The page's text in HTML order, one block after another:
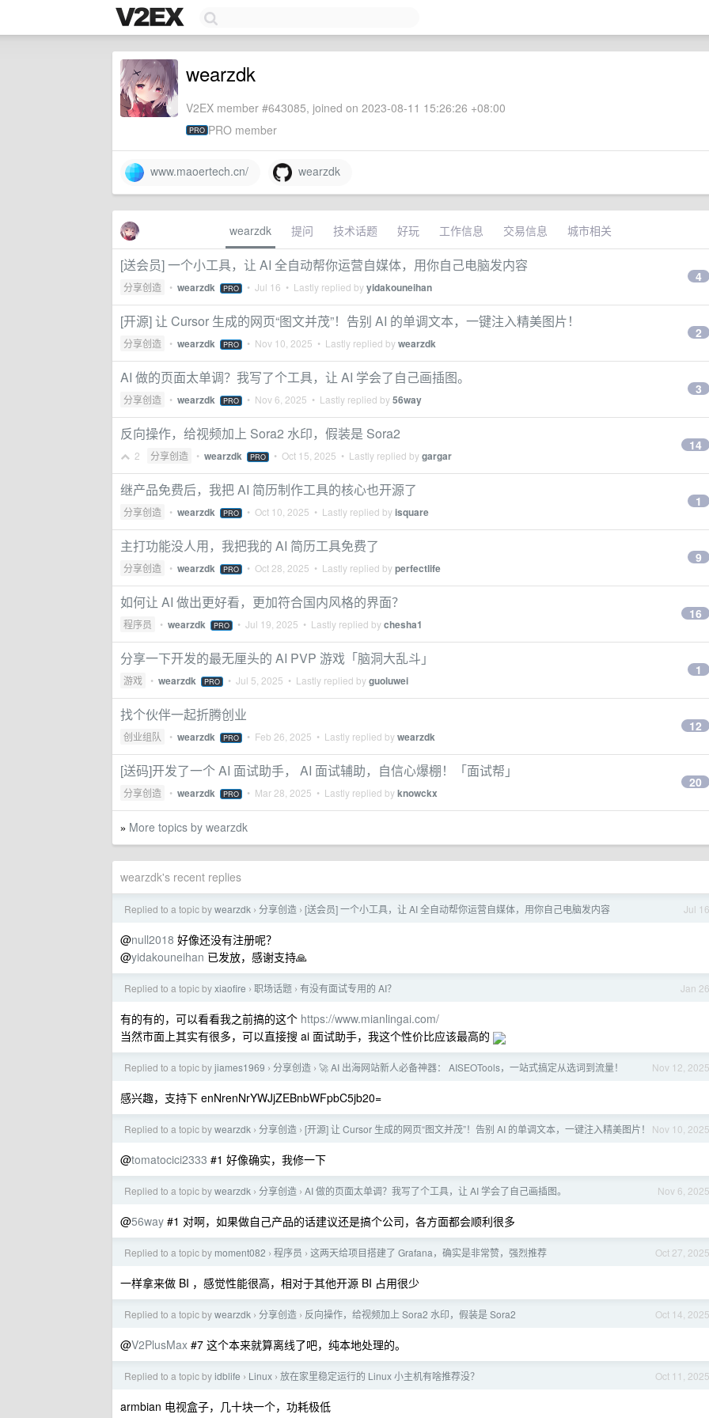
wearzdk
V2EX member #643085, joined on 2023-08-11 15:26:26 +08:00
PRO PRO member
www.maoertech.cn/ wearzdk
wearzdk 提问 技术话题 好玩 工作信息 交易信息 城市相关
[送会员] 一个小工具，让 AI 全自动帮你运营自媒体，用你自己电脑发内容
分享创造 • wearzdk PRO • Jul 16 • Lastly replied byyidakouneihan
4
[开源] 让 Cursor 生成的网页“图文并茂”！告别 AI 的单调文本，一键注入精美图片！
分享创造 • wearzdk PRO • Nov 10, 2025 • Lastly replied bywearzdk
2
AI 做的页面太单调？我写了个工具，让 AI 学会了自己画插图。
分享创造 • wearzdk PRO • Nov 6, 2025 • Lastly replied by56way
3
反向操作，给视频加上 Sora2 水印，假装是 Sora2
2 分享创造 • wearzdk PRO • Oct 15, 2025 • Lastly replied bygargar
14
继产品免费后，我把 AI 简历制作工具的核心也开源了
分享创造 • wearzdk PRO • Oct 10, 2025 • Lastly replied byisquare
1
主打功能没人用，我把我的 AI 简历工具免费了
分享创造 • wearzdk PRO • Oct 28, 2025 • Lastly replied byperfectlife
9
如何让 AI 做出更好看，更加符合国内风格的界面？
程序员 • wearzdk PRO • Jul 19, 2025 • Lastly replied bychesha1
16
分享一下开发的最无厘头的 AI PVP 游戏「脑洞大乱斗」
游戏 • wearzdk PRO • Jul 5, 2025 • Lastly replied byguoluwei
1
找个伙伴一起折腾创业
创业组队 • wearzdk PRO • Feb 26, 2025 • Lastly replied bywearzdk
12
[送码]开发了一个 AI 面试助手， AI 面试辅助，自信心爆棚！「面试帮」
分享创造 • wearzdk PRO • Mar 28, 2025 • Lastly replied byknowckx
20
» More topics by wearzdk
wearzdk's recent replies
Jul 16
Replied to a topic bywearzdk › 分享创造 › [送会员] 一个小工具，让 AI 全自动帮你运营自媒体，用你自己电脑发内容
@null2018 好像还没有注册呢？
@yidakouneihan 已发放，感谢支持🙏
Jan 26
Replied to a topic byxiaofire › 职场话题 › 有没有面试专用的 AI？
有的有的，可以看看我之前搞的这个 https://www.mianlingai.com/
当然市面上其实有很多，可以直接搜 ai 面试助手，我这个性价比应该最高的
Nov 12, 2025
Replied to a topic byjiames1969 › 分享创造 › 🚀 AI 出海网站新人必备神器： AISEOTools，一站式搞定从选词到流量！
感兴趣，支持下 enNrenNrYWJjZEBnbWFpbC5jb20=
Nov 10, 2025
Replied to a topic bywearzdk › 分享创造 › [开源] 让 Cursor 生成的网页“图文并茂”！告别 AI 的单调文本，一键注入精美图片！
@tomatocici2333 #1 好像确实，我修一下
Nov 6, 2025
Replied to a topic bywearzdk › 分享创造 › AI 做的页面太单调？我写了个工具，让 AI 学会了自己画插图。
@56way #1 对啊，如果做自己产品的话建议还是搞个公司，各方面都会顺利很多
Oct 27, 2025
Replied to a topic by moment082 › 程序员 › 这两天给项目搭建了 Grafana，确实是非常赞，强烈推荐
一样拿来做 BI ，感觉性能很高，相对于其他开源 BI 占用很少
Oct 14, 2025
Replied to a topic bywearzdk › 分享创造 › 反向操作，给视频加上 Sora2 水印，假装是 Sora2
@V2PlusMax #7 这个本来就算离线了吧，纯本地处理的。
Oct 11, 2025
Replied to a topic byidblife › Linux › 放在家里稳定运行的 Linux 小主机有啥推荐没？
armbian 电视盒子，几十块一个，功耗极低